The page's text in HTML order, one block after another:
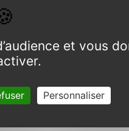
2025
et vous
Personnaliser